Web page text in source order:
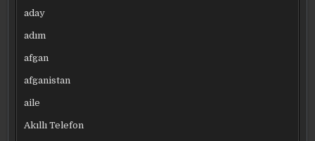
aday
adım
afgan
afganistan
aile
Akıllı Telefon